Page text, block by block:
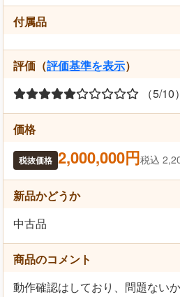
付属品
評価（評価基準を表示）
（5/10）
価格
税抜価格 2,000,000円税込
新品かどうか
中古品
商品のコメント
動作確認はしており、問題ないか